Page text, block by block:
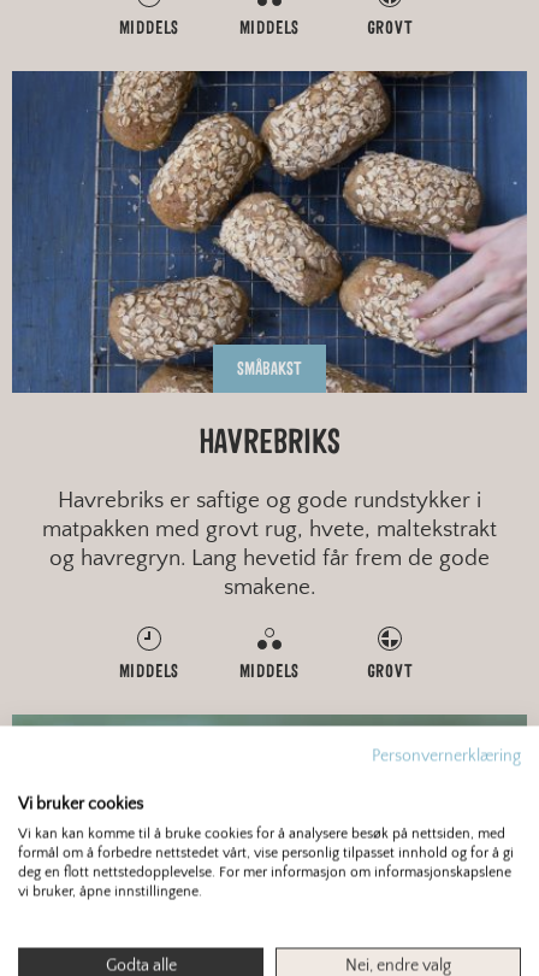
MIDDELS MIDDELS GROVT
SMÅBAKST
HAVREBRIKS
Havrebriks er saftige og gode rundstykker i
matpakken med grovt rug, hvete, maltekstrakt
og havregryn. Lang hevetid får frem de gode
smakene.
MIDDELS MIDDELS GROVT
Personvernerklæring
Vi bruker cookies
Vi kan kan komme til å bruke cookies for å analysere besøk på nettsiden, med
formål om å forbedre nettstedet vårt, vise personlig tilpasset innhold og for å gi
deg en flott nettstedopplevelse. For mer informasjon om informasjonskapslene
vi bruker, åpne innstillingene.
Godta alle Nei, endre valg